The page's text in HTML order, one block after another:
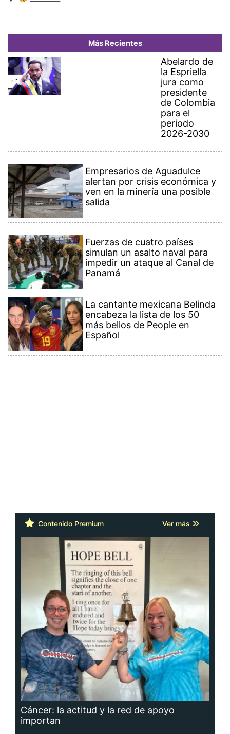
Más Recientes
Abelardo de
la Espriella
jura como
presidente
de Colombia
para el
periodo
2026-2030
Empresarios de Aguadulce
alertan por crisis económica y
ven en la minería una posible
salida
Fuerzas de cuatro países
simulan un asalto naval para
impedir un ataque al Canal de
Panamá
La cantante mexicana Belinda
encabeza la lista de los 50
más bellos de People en
Español
Contenido Premium Ver más
Cáncer: la actitud y la red de apoyo
importan